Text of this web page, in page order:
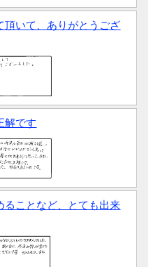
頂いて、ありがとうござ
解です
ることなど、とても出来